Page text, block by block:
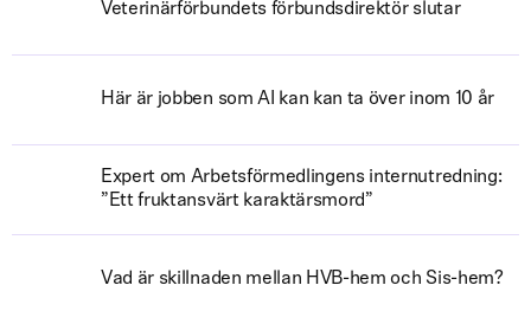
Veterinärförbundets förbundsdirektör slutar
Här är jobben som AI kan kan ta över inom 10 år
Expert om Arbetsförmedlingens internutredning:
”Ett fruktansvärt karaktärsmord”
Vad är skillnaden mellan HVB-hem och Sis-hem?